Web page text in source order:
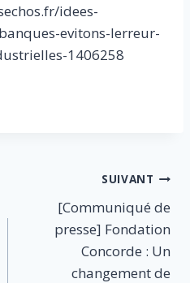
idees-
evitons-lerreur-
1406258
SUIVANT
[Communiqué de
presse] Fondation
Concorde : Un
changement de